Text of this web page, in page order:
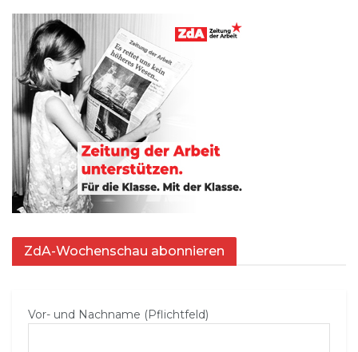
ZdA-Wochenschau abonnieren
Vor- und Nachname (Pflichtfeld)